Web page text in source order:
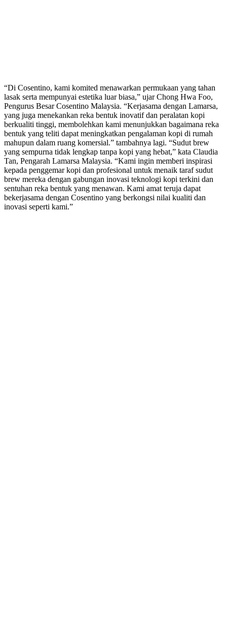
“Di Cosentino, kami komited menawarkan permukaan yang tahan
lasak serta mempunyai estetika luar biasa,” ujar Chong Hwa Foo,
Pengurus Besar Cosentino Malaysia. “Kerjasama dengan Lamarsa,
yang juga menekankan reka bentuk inovatif dan peralatan kopi
berkualiti tinggi, membolehkan kami menunjukkan bagaimana reka
bentuk yang teliti dapat meningkatkan pengalaman kopi di rumah
mahupun dalam ruang komersial.” tambahnya lagi. “Sudut brew
yang sempurna tidak lengkap tanpa kopi yang hebat,” kata Claudia
Tan, Pengarah Lamarsa Malaysia. “Kami ingin memberi inspirasi
kepada penggemar kopi dan profesional untuk menaik taraf sudut
brew mereka dengan gabungan inovasi teknologi kopi terkini dan
sentuhan reka bentuk yang menawan. Kami amat teruja dapat
bekerjasama dengan Cosentino yang berkongsi nilai kualiti dan
inovasi seperti kami.”